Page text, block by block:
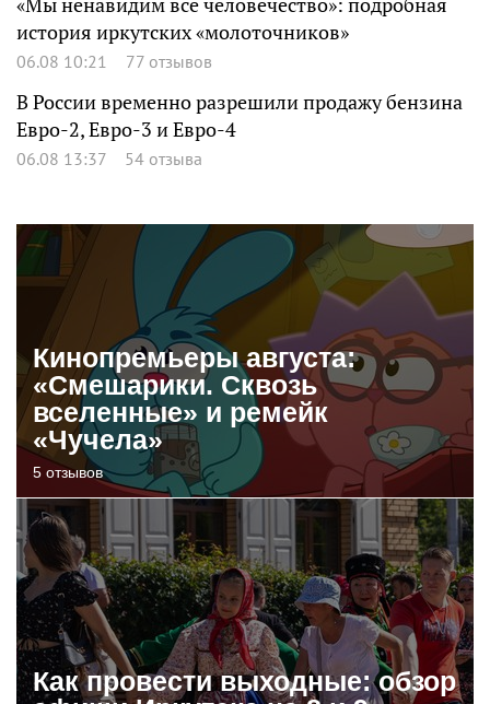
история иркутских «молоточников»
06.08 10:21 77 отзывов
В России временно разрешили продажу бензина
Евро-2, Евро-3 и Евро-4
06.08 13:37 54 отзыва
Кинопремьеры августа:
«Смешарики. Сквозь
вселенные» и ремейк
«Чучела»
5 отзывов
Как провести выходные: обзор